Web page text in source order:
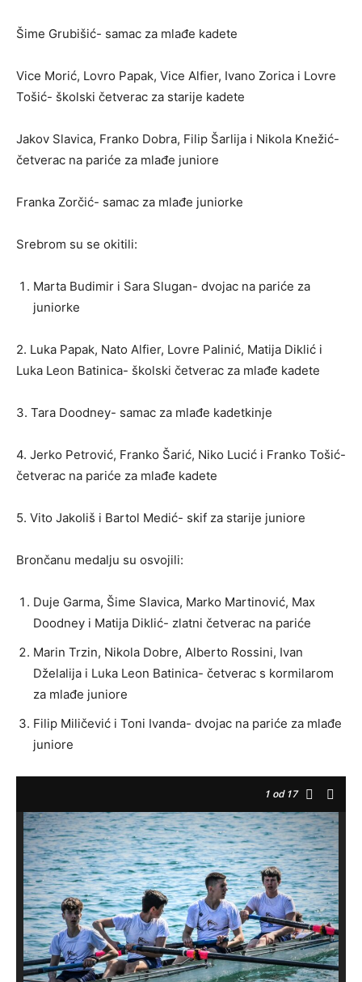
Šime Grubišić- samac za mlađe kadete
Vice Morić, Lovro Papak, Vice Alfier, Ivano Zorica i Lovre
Tošić- školski četverac za starije kadete
Jakov Slavica, Franko Dobra, Filip Šarlija i Nikola Knežić-
četverac na pariće za mlađe juniore
Franka Zorčić- samac za mlađe juniorke
Srebrom su se okitili:
Marta Budimir i Sara Slugan- dvojac na pariće za
juniorke
2. Luka Papak, Nato Alfier, Lovre Palinić, Matija Diklić i
Luka Leon Batinica- školski četverac za mlađe kadete
3. Tara Doodney- samac za mlađe kadetkinje
4. Jerko Petrović, Franko Šarić, Niko Lucić i Franko Tošić-
četverac na pariće za mlađe kadete
5. Vito Jakoliš i Bartol Medić- skif za starije juniore
Brončanu medalju su osvojili:
Duje Garma, Šime Slavica, Marko Martinović, Max
Doodney i Matija Diklić- zlatni četverac na pariće
Marin Trzin, Nikola Dobre, Alberto Rossini, Ivan
Dželalija i Luka Leon Batinica- četverac s kormilarom
za mlađe juniore
Filip Miličević i Toni Ivanda- dvojac na pariće za mlađe
juniore
1 od 17